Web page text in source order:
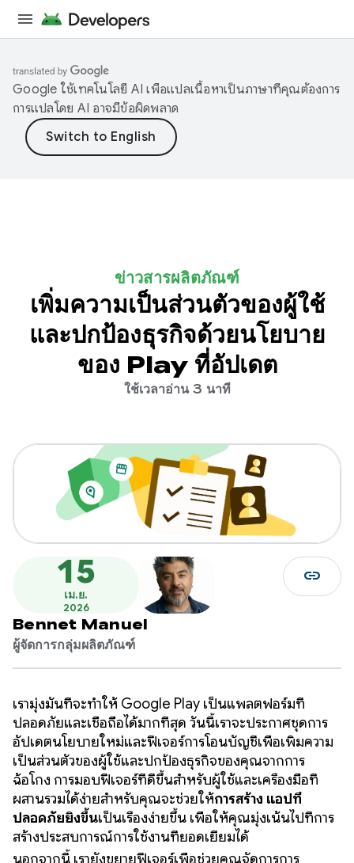
Google ใช้เทคโนโลยี AI เพื่อแปลเนื้อหาเป็นภาษาที่คุณต้องการ
การแปลโดย AI อาจมีข้อผิดพลาด
ข่าวสารผลิตภัณฑ์
เพิ่มความเป็นส่วนตัวของผู้ใช้
และปกป้องธุรกิจด้วยนโยบาย
ของ Play ที่อัปเดต
ใช้เวลาอ่าน 3 นาที
15
เม.ย.
2026
Bennet Manuel
ผู้จัดการกลุ่มผลิตภัณฑ์
link
เรามุ่งมั่นที่จะทำให้ Google Play เป็นแพลตฟอร์มที่
ปลอดภัยและเชื่อถือได้มากที่สุด วันนี้เราจะประกาศชุดการ
อัปเดตนโยบายใหม่และฟีเจอร์การโอนบัญชีเพื่อเพิ่มความ
เป็นส่วนตัวของผู้ใช้และปกป้องธุรกิจของคุณจากการ
ฉ้อโกง การมอบฟีเจอร์ที่ดีขึ้นสำหรับผู้ใช้และเครื่องมือที่
ผสานรวมได้ง่ายสำหรับคุณจะช่วยให้การสร้าง แอปที่
ปลอดภัยยิ่งขึ้นเป็นเรื่องง่ายขึ้น เพื่อให้คุณมุ่งเน้นไปที่การ
สร้างประสบการณ์การใช้งานที่ยอดเยี่ยมได้
นอกจากนี้ เรายังขยายฟีเจอร์เพื่อช่วยคุณจัดการการ